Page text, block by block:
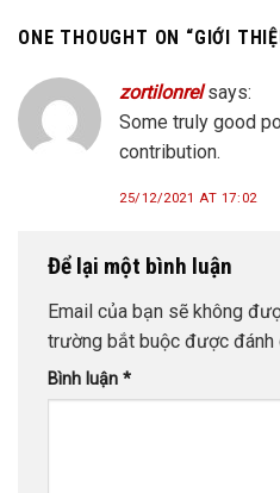
ONE THOUGHT ON “GIỚI
zortilonrel says:
Some truly good
contribution.
25/12/2021 AT 17:02
Để lại một bình luận
Email của bạn sẽ không
trường bắt buộc được đánh
Bình luận *